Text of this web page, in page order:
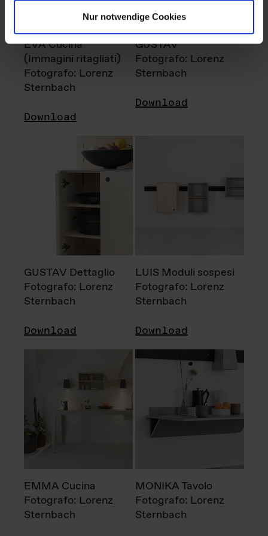
Nur notwendige Cookies
EVA Cucina
(Immagini ritagliati)
Fotografo: Lorenz
Sternbach
Download
GUSTAV
Fotografo: Lorenz
Sternbach
Download
GUSTAV Dettaglio
Fotografo: Lorenz
Sternbach
Download
LUIS Moduli sospesi
Fotografo: Lorenz
Sternbach
Download
EMMA Cucina
Fotografo: Lorenz
Sternbach
MONIKA Tavolo
Fotografo: Lorenz
Sternbach